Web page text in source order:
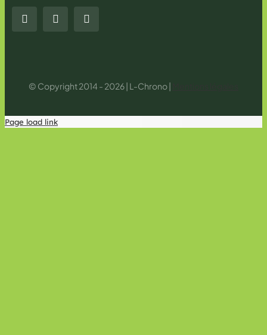
© Copyright 2014 - 2026 | L-Chrono |
Page load link